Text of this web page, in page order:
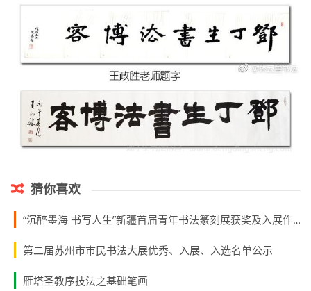
猜你喜欢
“沉醉墨海 书写人生”新疆首届青年书法篆刻展获奖及入展作品名单
第二届苏州市市民书法大展优秀、入展、入选名单公示
雁塔圣教序技法之基础笔画